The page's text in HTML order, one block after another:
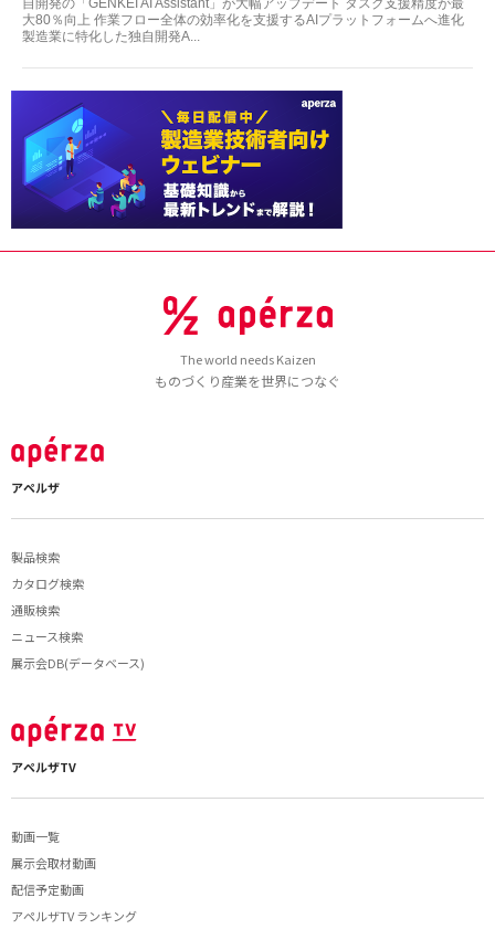
自開発の「GENKEI AI Assistant」が大幅アップデート タスク支援精度が最
大80％向上 作業フロー全体の効率化を支援するAIプラットフォームへ進化
製造業に特化した独自開発A...
The world needs Kaizen
ものづくり産業を世界につなぐ
アペルザ
製品検索
カタログ検索
通販検索
ニュース検索
展示会DB(データベース)
アペルザTV
動画一覧
展示会取材動画
配信予定動画
アペルザTV ランキング